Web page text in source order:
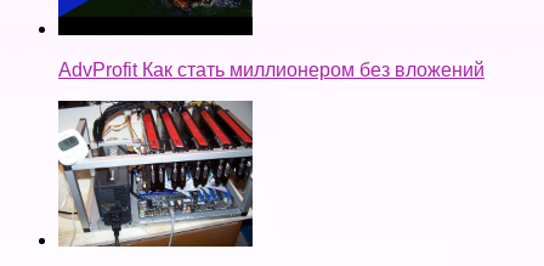
AdvProfit Как стать миллионером без вложений